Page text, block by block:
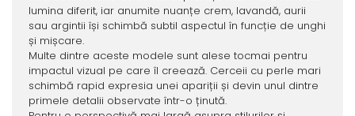
lumina diferit, iar anumite nuanțe crem, lavandă, aurii
sau argintii își schimbă subtil aspectul în funcție de unghi
și mișcare.
Multe dintre aceste modele sunt alese tocmai pentru
impactul vizual pe care îl creează. Cerceii cu perle mari
schimbă rapid expresia unei apariții și devin unul dintre
primele detalii observate într-o ținută.